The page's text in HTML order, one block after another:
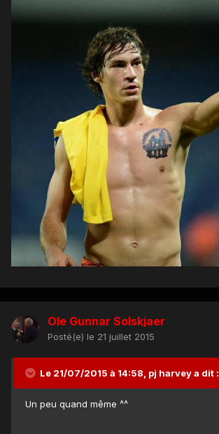
Ole Gunnar Solskjaer
Posté(e) le 21 juillet 2015
Le 21/07/2015 à 14:58, pj harvey a dit :
Un peu quand même ^^